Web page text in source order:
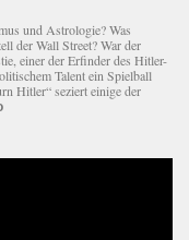
und Astrologie? Was
der Wall Street? War der
einer der Erfinder des Hitler-
Talent ein Spielball
Hitler“ seziert einige der